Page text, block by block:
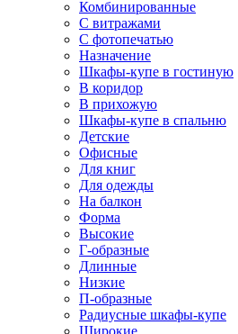
Комбинированные
С витражами
С фотопечатью
Назначение
Шкафы-купе в гостиную
В коридор
В прихожую
Шкафы-купе в спальню
Детские
Офисные
Для книг
Для одежды
На балкон
Форма
Высокие
Г-образные
Длинные
Низкие
П-образные
Радиусные шкафы-купе
Широкие